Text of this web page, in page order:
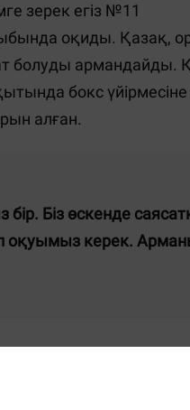
зерек егіз №11
оқиды. Қазақ,
болуды армандайды.
бокс
алған.
Біз өскенде
оқуымыз керек.
тілекпен